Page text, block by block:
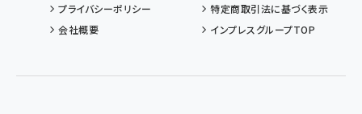
プライバシーポリシー
特定商取引法に基づく表示
会社概要
インプレスグループTOP